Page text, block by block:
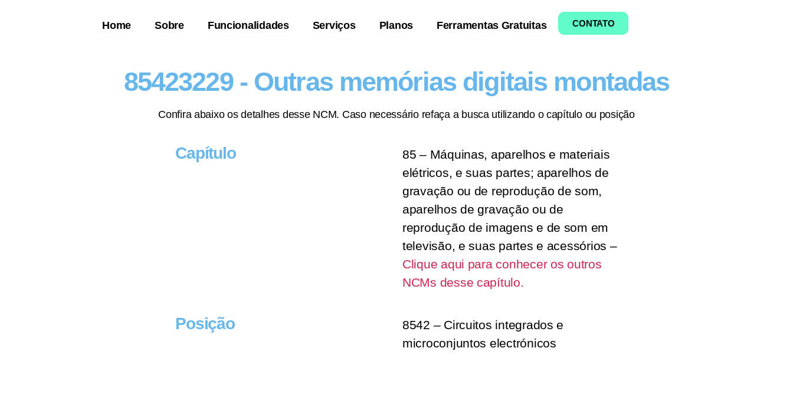
Home Sobre Funcionalidades Serviços Planos Ferramentas Gratuitas CONTATO
85423229 - Outras memórias digitais montadas
Confira abaixo os detalhes desse NCM. Caso necessário refaça a busca utilizando o capítulo ou posição
Capítulo
85 – Máquinas, aparelhos e materiais
elétricos, e suas partes; aparelhos de
gravação ou de reprodução de som,
aparelhos de gravação ou de
reprodução de imagens e de som em
televisão, e suas partes e acessórios –
Clique aqui para conhecer os outros
NCMs desse capítulo.
Posição
8542 – Circuitos integrados e
microconjuntos electrónicos